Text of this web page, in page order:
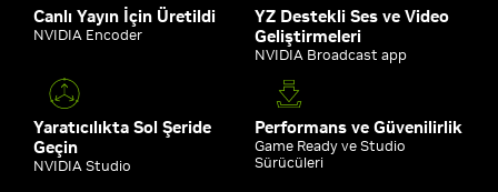
Canlı Yayın İçin Üretildi
NVIDIA Encoder
YZ Destekli Ses ve Video
Geliştirmeleri
NVIDIA Broadcast app
Yaratıcılıkta Sol Şeride
Geçin
NVIDIA Studio
Performans ve Güvenilirlik
Game Ready ve Studio
Sürücüleri